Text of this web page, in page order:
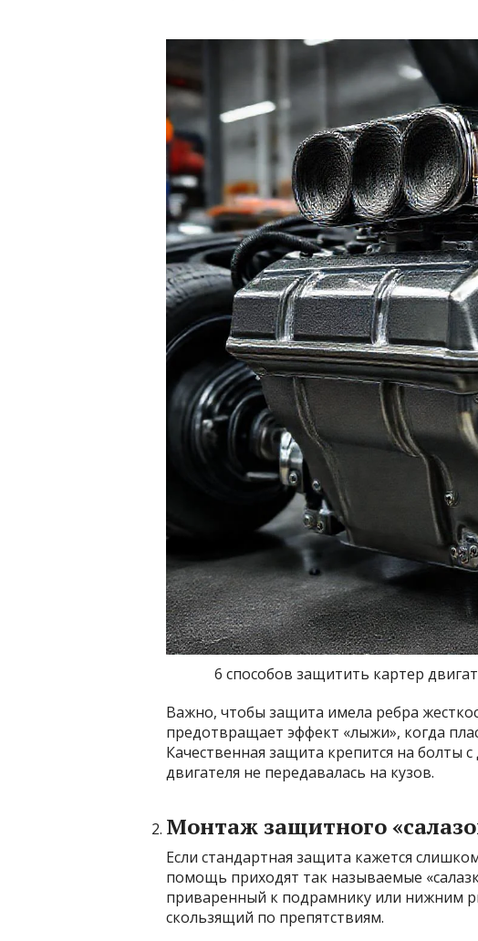
6 способов защитить картер
Важно, чтобы защита имела ребра
предотвращает эффект «лыжи», когда
Качественная защита крепится на
двигателя не передавалась на кузов.
Монтаж защитного
Если стандартная защита кажется
помощь приходят так называемые
приваренный к подрамнику или нижним
скользящий по препятствиям.